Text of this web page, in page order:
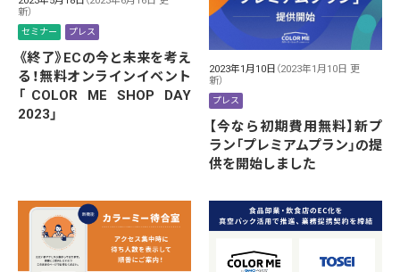
新）
セミナー プレス
《終了》ECの今と未来を考え
る！無料オンラインイベント
「COLOR ME SHOP DAY
2023」
2023年1月10日 （2023年1月10日 更
新）
プレス
【今なら初期費用無料】新プ
ラン「プレミアムプラン」の提
供を開始しました